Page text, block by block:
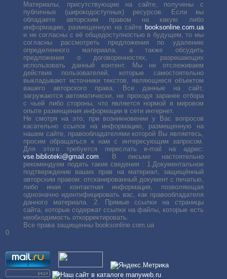
Материалы, присутствующие на сайте, получены с
публичных (широкодоступных) ресурсов. Если вы
обладаете авторским правом на какую либо
информацию, размещенную на сайте booksonline.com.ua
и не согласны с её общедоступностью в будущем, то мы
согласны рассмотреть предложения по удалению
определенного материала, а также обсудить
предложения о договоренностях, разрешающих
использовать данный контент. Мы не отслеживаем
действия пользователей, которые самостоятельно
выкладывают источники текстов, являющиеся объектом
вашего авторского права. Все данные на сайт,
загружаются автоматически, не проходя заранее отбора
с чьей либо стороны, что является нормой в мировом
опыте размещения информации в сети интернет.
Не смотря на это, при возникновении у Вас вопросов
касательно ссылок на информацию, размещенную на
нашем сайте, правообладателями которой Вы являетесь,
просим обращаться к нам с интересующим запросом.
Для этого требуется переслать е-mail на адрес:
vse.biblioteki@gmail.com. В письме настоятельно
рекомендуем подать такие сведения : 1.Документальное
подтверждение ваших прав на материал, защищённый
авторским правом: отсканированный документ с печатью,
либо иная контактная информация, позволяющая
однозначно идентифицировать вас, как правообладателя
данного материала. 2. Прямые ссылки на страницы
сайта, которые содержат ссылки на файлы, которые есть
необходимость откорректировать.
Все права защищенны booksonline.com.ua
0